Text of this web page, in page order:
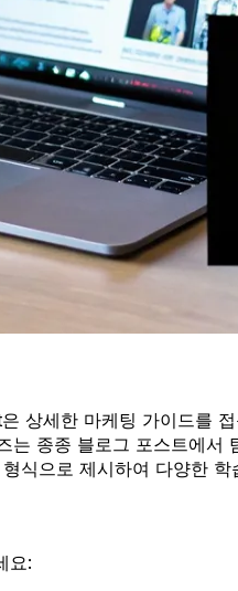
상세한 마케팅 가이드를
종종 블로그 포스트에서
식으로 제시하여 다양한
요: